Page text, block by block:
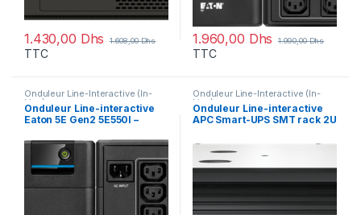
1.430,00 Dhs 1.608,00Dhs
TTC
1.960,00 Dhs 1.990,00Dhs
TTC
Onduleur Line-Interactive (In-
Line)
Onduleur Line-interactive
Eaton 5E Gen2 5E550I –
Onduleur Line-Interactive (In-
Line)
Onduleur Line-interactive
APC Smart-UPS SMT rack 2U
(SMT1000RMI2UC)